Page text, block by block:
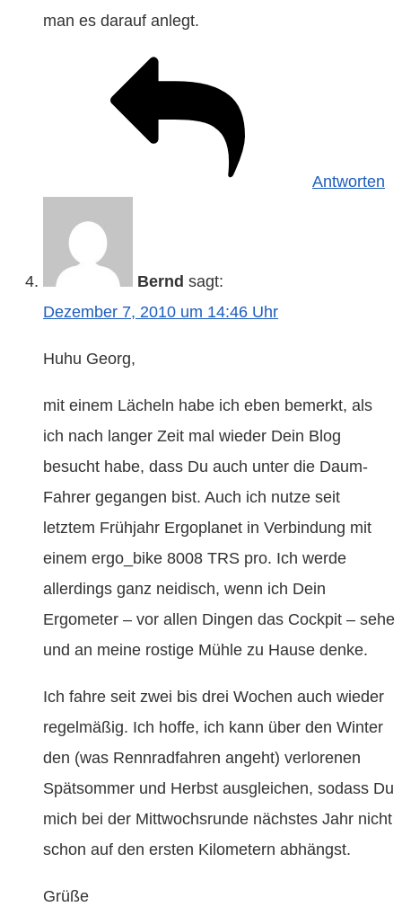
man es darauf anlegt.
Antworten
Bernd sagt:
Dezember 7, 2010 um 14:46 Uhr
Huhu Georg,
mit einem Lächeln habe ich eben bemerkt, als
ich nach langer Zeit mal wieder Dein Blog
besucht habe, dass Du auch unter die Daum-
Fahrer gegangen bist. Auch ich nutze seit
letztem Frühjahr Ergoplanet in Verbindung mit
einem ergo_bike 8008 TRS pro. Ich werde
allerdings ganz neidisch, wenn ich Dein
Ergometer – vor allen Dingen das Cockpit – sehe
und an meine rostige Mühle zu Hause denke.
Ich fahre seit zwei bis drei Wochen auch wieder
regelmäßig. Ich hoffe, ich kann über den Winter
den (was Rennradfahren angeht) verlorenen
Spätsommer und Herbst ausgleichen, sodass Du
mich bei der Mittwochsrunde nächstes Jahr nicht
schon auf den ersten Kilometern abhängst.
Grüße